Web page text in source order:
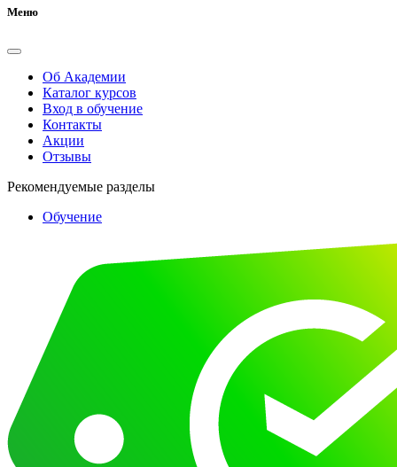
Меню
Об Академии
Каталог курсов
Вход в обучение
Контакты
Акции
Отзывы
Рекомендуемые разделы
Обучение